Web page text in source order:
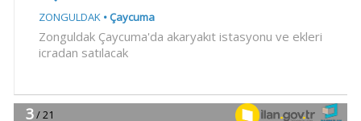
17:17 Marmara Adası açıklarında